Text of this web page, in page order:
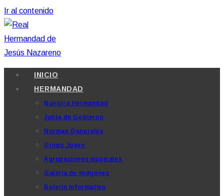
Ir al contenido
INICIO
HERMANDAD
Nuestra Hermandad
Junta de Gobierno
Normas Generales
Grupo Joven
Agrupaciones musicales
Galería de imágenes
Boletín Informativo